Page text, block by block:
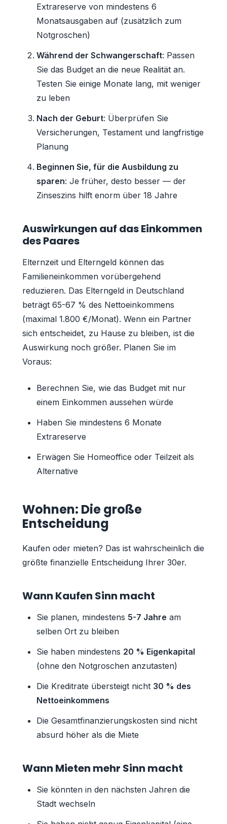
Extrareserve von mindestens 6
Monatsausgaben auf (zusätzlich zum
Notgroschen)
Während der Schwangerschaft: Passen
Sie das Budget an die neue Realität an.
Testen Sie einige Monate lang, mit weniger
zu leben
Nach der Geburt: Überprüfen Sie
Versicherungen, Testament und langfristige
Planung
Beginnen Sie, für die Ausbildung zu
sparen: Je früher, desto besser — der
Zinseszins hilft enorm über 18 Jahre
Auswirkungen auf das Einkommen
des Paares
Elternzeit und Elterngeld können das
Familieneinkommen vorübergehend
reduzieren. Das Elterngeld in Deutschland
beträgt 65-67 % des Nettoeinkommens
(maximal 1.800 €/Monat). Wenn ein Partner
sich entscheidet, zu Hause zu bleiben, ist die
Auswirkung noch größer. Planen Sie im
Voraus:
Berechnen Sie, wie das Budget mit nur
einem Einkommen aussehen würde
Haben Sie mindestens 6 Monate
Extrareserve
Erwägen Sie Homeoffice oder Teilzeit als
Alternative
Wohnen: Die große
Entscheidung
Kaufen oder mieten? Das ist wahrscheinlich die
größte finanzielle Entscheidung Ihrer 30er.
Wann Kaufen Sinn macht
Sie planen, mindestens 5-7 Jahre am
selben Ort zu bleiben
Sie haben mindestens 20 % Eigenkapital
(ohne den Notgroschen anzutasten)
Die Kreditrate übersteigt nicht 30 % des
Nettoeinkommens
Die Gesamtfinanzierungskosten sind nicht
absurd höher als die Miete
Wann Mieten mehr Sinn macht
Sie könnten in den nächsten Jahren die
Stadt wechseln